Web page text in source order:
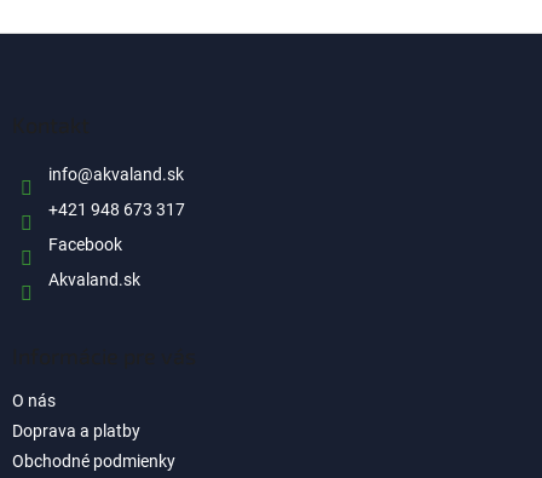
info@akvaland.sk
+421 948 673 317
Facebook
Akvaland.sk
O nás
Doprava a platby
Obchodné podmienky